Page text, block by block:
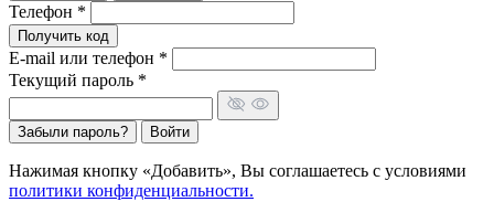
Телефон *
Получить код
E-mail или телефон *
Текущий пароль *
Забыли пароль? Войти
Нажимая кнопку «Добавить», Вы соглашаетесь c условиями
политики конфиденциальности.